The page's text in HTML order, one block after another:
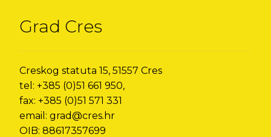
Grad Cres
Creskog statuta 15, 51557 Cres
tel: +385 (0)51 661 950,
fax: +385 (0)51 571 331
email: grad@cres.hr
OIB: 88617357699